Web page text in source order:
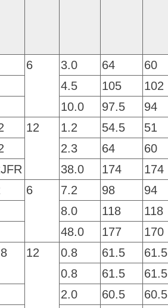
6 3.0 64
60
4.5 105
102
10.0 97.5
94
12 1.2 54.5
51
2.3 64
60
38.0 174
174
6 7.2 98
94
8.0 118
118
48.0 177
170
12 0.8 61.5
61.5
0.8
61.5
61.5
2.0 60.5
60.5